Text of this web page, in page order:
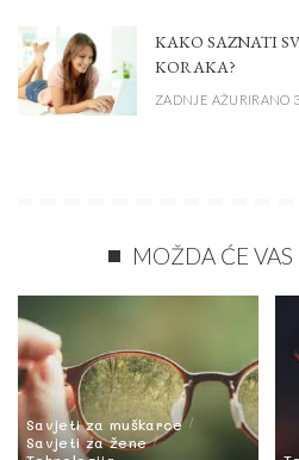
KAKO SAZNATI
KORAKA?
ZADNJE AŽURIRANO
MOŽDA ĆE
Savjeti za muškarce
Savjeti za žene